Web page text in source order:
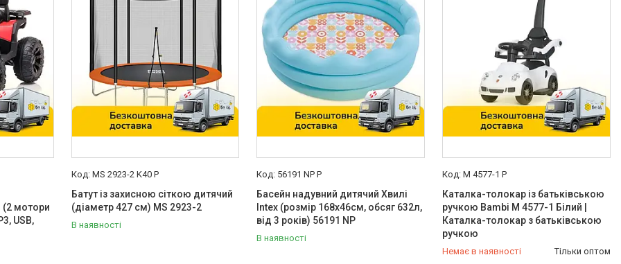
(2 мотори
USB,
MS 2923-2 K40 P
Батут із захисною сіткою дитячий
(діаметр 427 см) MS 2923-2
В наявності
56191 NP P
Басейн надувний дитячий Хвилі
Intex (розмір 168x46см, обсяг 632л,
від 3 років) 56191 NP
В наявності
M 4577-1 P
Каталка-толокар із батьківською
ручкою Bambi M 4577-1 Білий |
Каталка-толокар з батьківською
ручкою
Немає в наявності Тільки оптом